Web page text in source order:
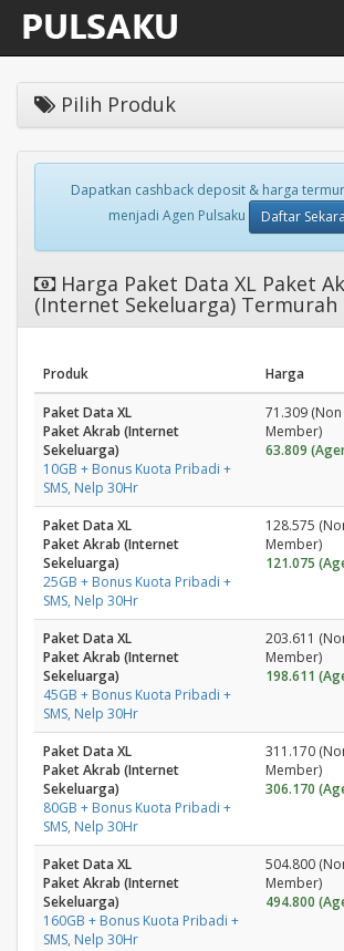
Pilih Produk
Dapatkan cashback deposit & harga
menjadi Agen Pulsaku
Daftar
Harga Paket Data XL Paket
(Internet Sekeluarga) Termurah
Produk Harga
Paket Data XL
Paket Akrab (Internet
Sekeluarga)
10GB + Bonus Kuota Pribadi +
SMS, Nelp 30Hr
71.309 (Non
Member)
63.809
Paket Data XL
Paket Akrab (Internet
Sekeluarga)
25GB + Bonus Kuota Pribadi +
SMS, Nelp 30Hr
128.575
Member)
121.075
Paket Data XL
Paket Akrab (Internet
Sekeluarga)
45GB + Bonus Kuota Pribadi +
SMS, Nelp 30Hr
203.611
Member)
198.611
Paket Data XL
Paket Akrab (Internet
Sekeluarga)
80GB + Bonus Kuota Pribadi +
SMS, Nelp 30Hr
311.170
Member)
306.170
Paket Data XL
Paket Akrab (Internet
Sekeluarga)
160GB + Bonus Kuota Pribadi +
SMS, Nelp 30Hr
504.800
Member)
494.800